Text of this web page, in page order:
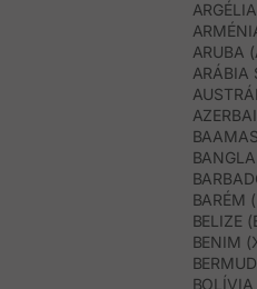
ARUBA
BARÉM
BELIZE
BENIM